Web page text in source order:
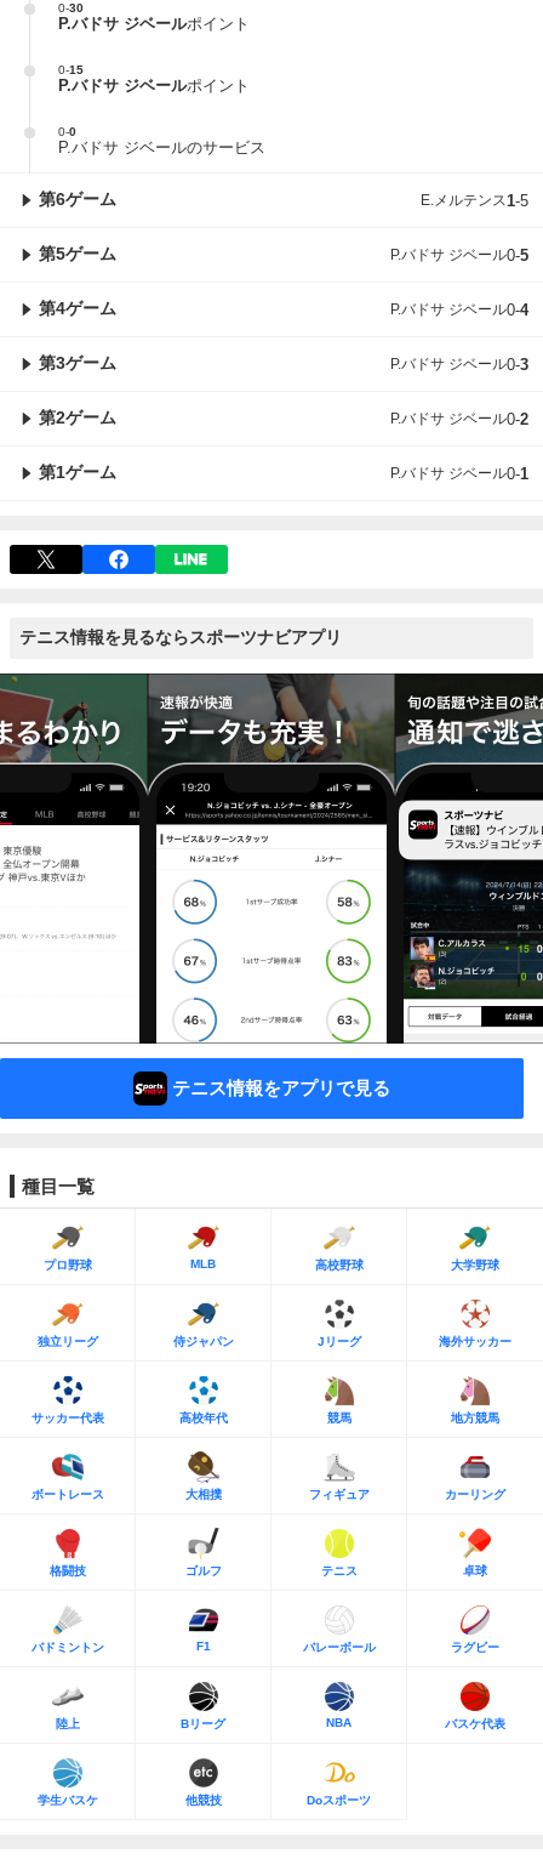
0-30
P.バドサ ジベールポイント
0-15
P.バドサ ジベールポイント
0-0
P.バドサ ジベールのサービス
第6ゲーム E.メルテンス 1-5
第5ゲーム P.バドサ ジベール0-5
第4ゲーム P.バドサ ジベール0-4
第3ゲーム P.バドサ ジベール0-3
第2ゲーム P.バドサ ジベール0-2
第1ゲーム P.バドサ ジベール0-1
テニス情報を見るならスポーツナビアプリ
テニス情報をアプリで見る
種目一覧
プロ野球 MLB 高校野球 大学野球
独立リーグ 侍ジャパン Jリーグ 海外サッカー
サッカー代表 高校年代 競馬 地方競馬
ボートレース 大相撲 フィギュア カーリング
格闘技 ゴルフ テニス 卓球
バドミントン F1 バレーボール ラグビー
陸上 Bリーグ NBA バスケ代表
学生バスケ 他競技 Doスポーツ